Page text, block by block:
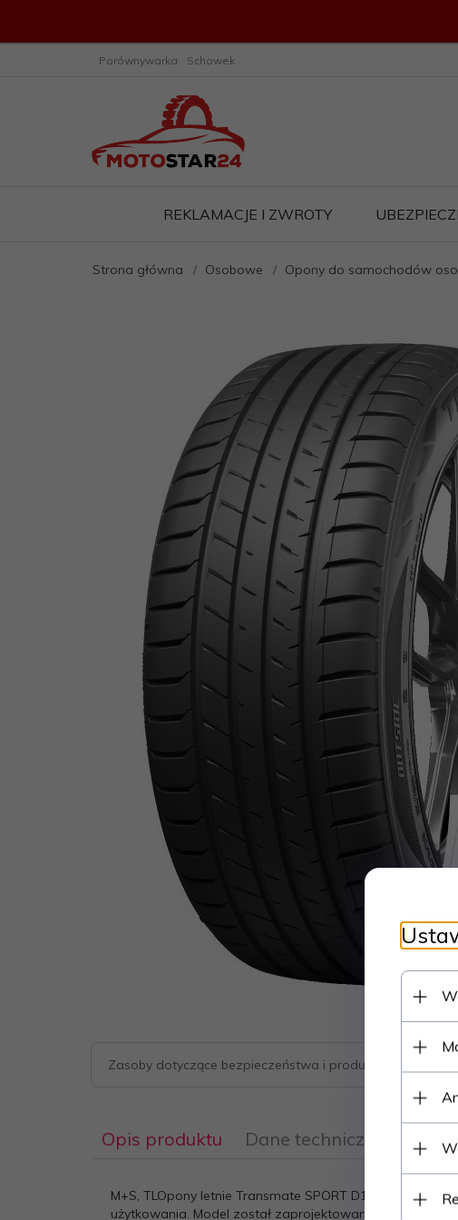
Porównywarka Schowek
REKLAMACJE I ZWROTY
Strona główna Osobowe Opony do samochodów
Zasoby dotyczące bezpieczeństwa i produktów
Opis produktu Dane techniczne
M+S, TLOpony letnie Transmate SPORT D1 to
użytkowania. Model został zaprojektowany z myślą o